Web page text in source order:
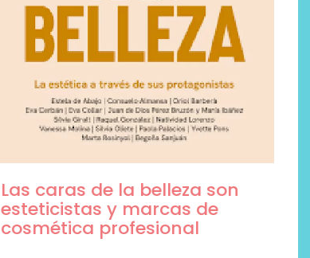
Las caras de la belleza son
esteticistas y marcas de
cosmética profesional